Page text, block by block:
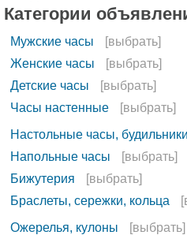
Категории
Мужские часы
[выбрать]
Женские часы
[выбрать]
Детские часы
[выбрать]
Часы настенные
[выбрать]
Настольные часы, будильники
Напольные часы
[выбрать]
Бижутерия
[выбрать]
Браслеты, сережки, кольца
Ожерелья, кулоны
[выбрать]